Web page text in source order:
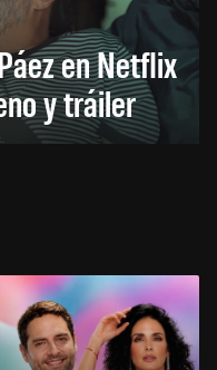
en Netflix
y tráiler